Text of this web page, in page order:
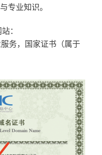
专业知识。
：
务，国家证书（属于